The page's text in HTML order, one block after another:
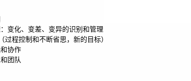
变化、变差、变异的识别和管理
过程控制和不断省思，新的目标）
协作
团队